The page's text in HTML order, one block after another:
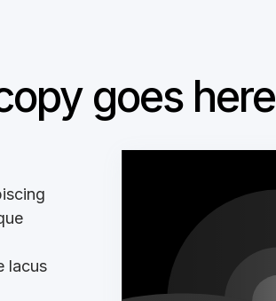
goes here
lacus